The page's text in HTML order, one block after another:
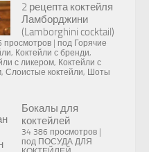
2 рецепта коктейля
Ламборджини
(Lamborghini cocktail)
просмотров под Горячие
, Коктейли с бренди,
с ликером, Коктейли с
, Слоистые коктейли, Шоты
Бокалы для
коктейлей
34 386 просмотров
под ПОСУДА ДЛЯ